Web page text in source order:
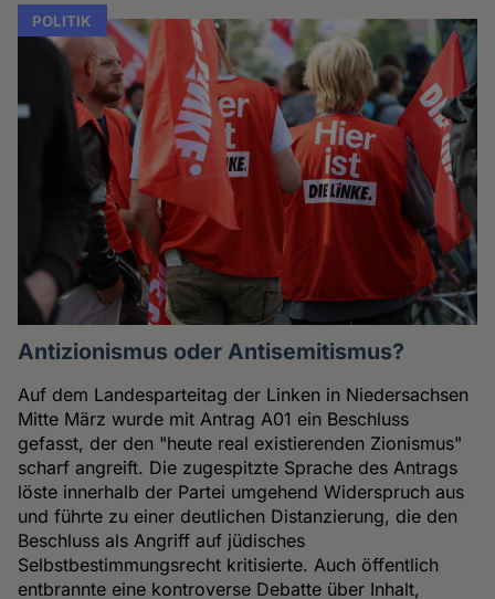
POLITIK
Antizionismus oder Antisemitismus?
Auf dem Landesparteitag der Linken in Niedersachsen
Mitte März wurde mit Antrag A01 ein Beschluss
gefasst, der den "heute real existierenden Zionismus"
scharf angreift. Die zugespitzte Sprache des Antrags
löste innerhalb der Partei umgehend Widerspruch aus
und führte zu einer deutlichen Distanzierung, die den
Beschluss als Angriff auf jüdisches
Selbstbestimmungsrecht kritisierte. Auch öffentlich
entbrannte eine kontroverse Debatte über Inhalt,